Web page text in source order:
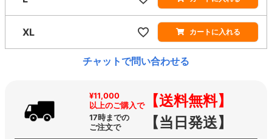
XL カートに入れる
チャットで問い合わせる
¥11,000
以上のご購入で【送料無料】
17時までの
ご注文で
【当日発送】